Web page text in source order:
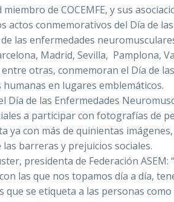
miembro de COCEMFE, y sus
actos conmemorativos del Día de
las enfermedades
Madrid, Sevilla, Pamplona,
otras, conmemoran el Día de
humanas en lugares emblemáticos.
Día de las Enfermedades
a participar con fotografías de
ya con más de quinientas
barreras y prejuicios sociales.
presidenta de Federación
las que nos topamos día a día,
se etiqueta a las personas como